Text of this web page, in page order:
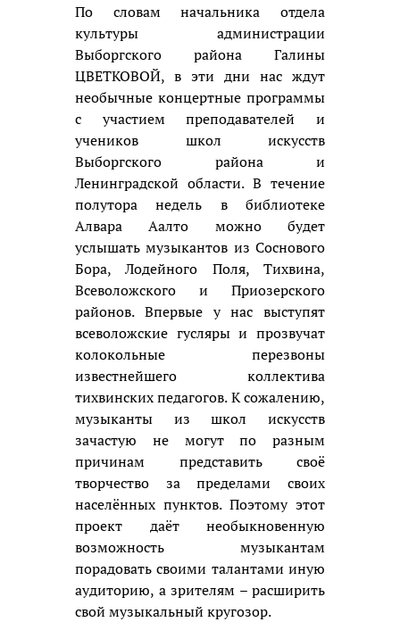
По словам начальника отдела
культуры администрации
Выборгского района Галины
ЦВЕТКОВОЙ, в эти дни нас ждут
необычные концертные программы
с участием преподавателей и
учеников школ искусств
Выборгского района и
Ленинградской области. В течение
полутора недель в библиотеке
Алвара Аалто можно будет
услышать музыкантов из Соснового
Бора, Лодейного Поля, Тихвина,
Всеволожского и Приозерского
районов. Впервые у нас выступят
всеволожские гусляры и прозвучат
колокольные перезвоны
известнейшего коллектива
тихвинских педагогов. К сожалению,
музыканты из школ искусств
зачастую не могут по разным
причинам представить своё
творчество за пределами своих
населённых пунктов. Поэтому этот
проект даёт необыкновенную
возможность музыкантам
порадовать своими талантами иную
аудиторию, а зрителям – расширить
свой музыкальный кругозор.